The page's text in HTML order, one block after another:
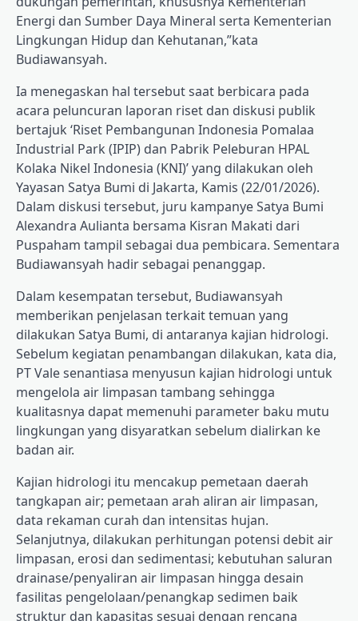
Energi dan Sumber Daya Mineral serta Kementerian
Lingkungan Hidup dan Kehutanan,”kata
Budiawansyah.
Ia menegaskan hal tersebut saat berbicara pada
acara peluncuran laporan riset dan diskusi publik
bertajuk ‘Riset Pembangunan Indonesia Pomalaa
Industrial Park (IPIP) dan Pabrik Peleburan HPAL
Kolaka Nikel Indonesia (KNI)’ yang dilakukan oleh
Yayasan Satya Bumi di Jakarta, Kamis (22/01/2026).
Dalam diskusi tersebut, juru kampanye Satya Bumi
Alexandra Aulianta bersama Kisran Makati dari
Puspaham tampil sebagai dua pembicara. Sementara
Budiawansyah hadir sebagai penanggap.
Dalam kesempatan tersebut, Budiawansyah
memberikan penjelasan terkait temuan yang
dilakukan Satya Bumi, di antaranya kajian hidrologi.
Sebelum kegiatan penambangan dilakukan, kata dia,
PT Vale senantiasa menyusun kajian hidrologi untuk
mengelola air limpasan tambang sehingga
kualitasnya dapat memenuhi parameter baku mutu
lingkungan yang disyaratkan sebelum dialirkan ke
badan air.
Kajian hidrologi itu mencakup pemetaan daerah
tangkapan air; pemetaan arah aliran air limpasan,
data rekaman curah dan intensitas hujan.
Selanjutnya, dilakukan perhitungan potensi debit air
limpasan, erosi dan sedimentasi; kebutuhan saluran
drainase/penyaliran air limpasan hingga desain
fasilitas pengelolaan/penangkap sedimen baik
struktur dan kapasitas sesuai dengan rencana